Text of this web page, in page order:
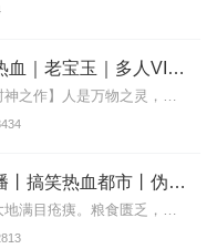
大夫从罪犯到英雄的双面
3
人物演绎精彩，声音各
蛊真人｜大爱仙尊｜热血｜老宝玉｜多人VIP免费有声剧
内容简介【黑暗文反派流封神之作】人是万物之灵，蛊是天地真精。一个穿越者不断重生的故事。一个养蛊、炼蛊、用蛊的奇特世界。配音组（男角色）老宝玉旁白...
第九特区丨头陀渊演播丨搞笑热血都市丨伪戒丨VIP免费多人有声剧
【内容简介】灾变过后，大地满目疮痍。粮食匮乏，资源紧俏，局势混乱……一位从待规划区杀出来的青年，背对着漫天黄沙，孤身来到九区谋生，却不曾想偶然结识三五好友，一念...